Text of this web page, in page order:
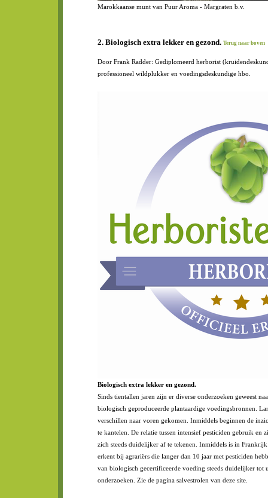
Marokkaanse munt van Puur Aroma - Margraten b.v.
2. Biologisch extra lekker en gezond. Terug naar boven
Door Frank Radder: Gediplomeerd herborist
professioneel wildplukker en voedingsdeskundige hbo.
Biologisch extra lekker en gezond.
Sinds tientallen jaren zijn er diverse onderzoeken geweest
biologisch geproduceerde plantaardige voedingsbronnen.
verschillen naar voren gekomen. Inmiddels beginnen de
te kantelen. De relatie tussen intensief pesticiden gebruik en
zich steeds duidelijker af te tekenen. Inmiddels is in
erkent bij agrariërs die langer dan 10 jaar met pesticiden
van biologisch gecertificeerde voeding steeds duidelijker tot
onderzoeken. Zie de pagina salvestrolen van deze site.